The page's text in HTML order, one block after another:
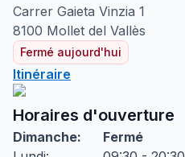
Carrer Gaieta Vinzia 1
8100 Mollet del Vallès
Fermé aujourd'hui
Itinéraire
Horaires d'ouverture
Dimanche:
Fermé